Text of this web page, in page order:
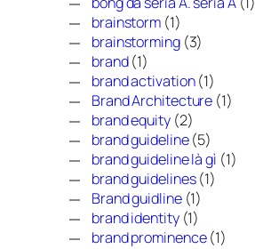
brainstorm (1)
brainstorming(3)
brand(1)
brand activation(1)
Brand Architecture (1)
brand equity(2)
brand guideline(5)
brand guideline là gì (1)
brand guidelines(1)
Brand guidline(1)
brand identity(1)
brand prominence(1)